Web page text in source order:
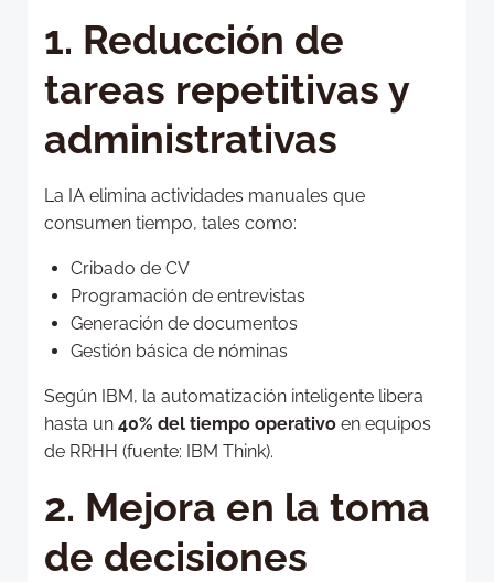
1. Reducción de
tareas repetitivas y
administrativas
La IA elimina actividades manuales que
consumen tiempo, tales como:
Cribado de CV
Programación de entrevistas
Generación de documentos
Gestión básica de nóminas
Según IBM, la automatización inteligente libera
hasta un 40% del tiempo operativo en equipos
de RRHH (fuente: IBM Think).
2. Mejora en la toma
de decisiones